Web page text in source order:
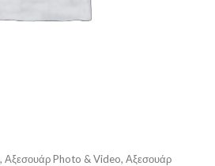
Αξεσουάρ Photo & Video, Αξεσουάρ